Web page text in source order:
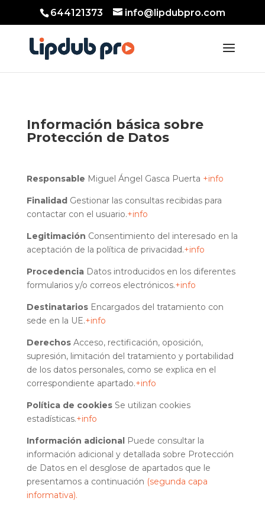
644121373 info@lipdubpro.com
Información básica sobre
Protección de Datos
Responsable Miguel Ángel Gasca Puerta +info
FinalidadGestionar las consultas recibidas para
contactar con el usuario.+info
Legitimación Consentimiento del interesado en la
aceptación de la política de privacidad.+info
ProcedenciaDatos introducidos en los diferentes
formularios y/o correos electrónicos.+info
DestinatariosEncargados del tratamiento con
sede en la UE.+info
DerechosAcceso, rectificación, oposición,
supresión, limitación del tratamiento y portabilidad
de los datos personales, como se explica en el
correspondiente apartado.+info
Política de cookiesSe utilizan cookies
estadísticas.+info
Información adicionalPuede consultar la
información adicional y detallada sobre Protección
de Datos en el desglose de apartados que le
presentamos a continuación (segunda capa
informativa).